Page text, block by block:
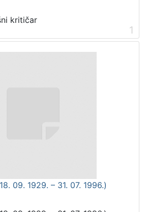
kritičar
1
09. 1929. – 31. 07. 1996.)